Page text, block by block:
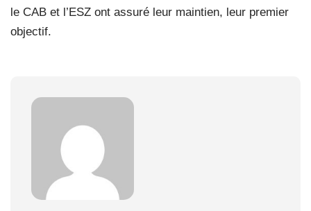
le CAB et l’ESZ ont assuré leur maintien, leur premier
objectif.